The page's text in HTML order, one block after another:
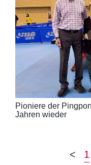
Pioniere der
Jahren wieder
< 1